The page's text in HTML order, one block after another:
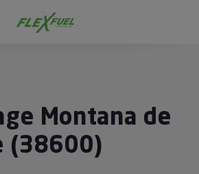
FlexFuel
Montana de
(38600)